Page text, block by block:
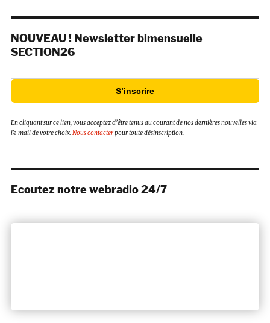
NOUVEAU ! Newsletter bimensuelle
SECTION26
S’inscrire
En cliquant sur ce lien, vous acceptez d’être tenus au courant de nos dernières nouvelles via
l’e-mail de votre choix.Nous contacterpour toute désinscription.
Ecoutez notre webradio 24/7